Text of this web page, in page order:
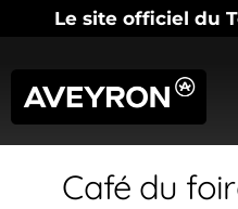
Le site officiel du
Café du